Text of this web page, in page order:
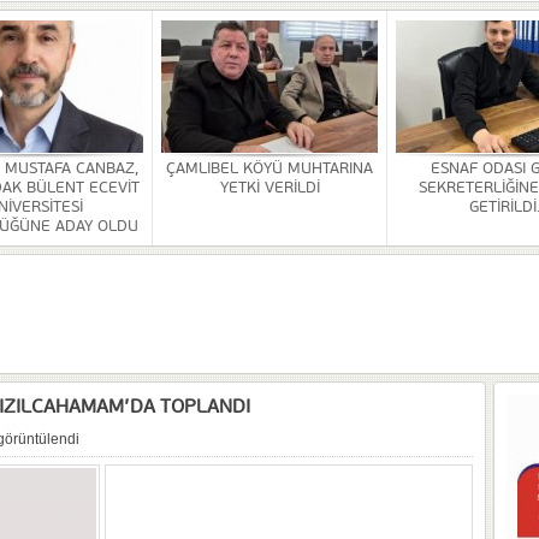
KALDIRILDI
DÜZENLENDİ
BİNASİ YAPILACAK
BÜLENT ECEVİT ÜNİVERSİTESİ REKTÖRLÜĞÜNE ADAY OLDU
MUSTAFA CANBAZ,
BÜLENT ECEVİT
ADAY OLDU
ÇAMLIBEL KÖYÜ MUHTARINA
YETKİ VERİLDİ
ESNAF ODASI
GETİRİLDİ.
TOPLANDI